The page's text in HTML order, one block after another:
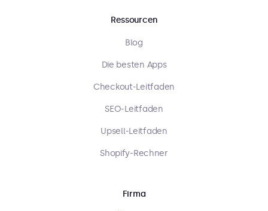
Ressourcen
Blog
Die besten Apps
Checkout-Leitfaden
SEO-Leitfaden
Upsell-Leitfaden
Shopify-Rechner
Firma